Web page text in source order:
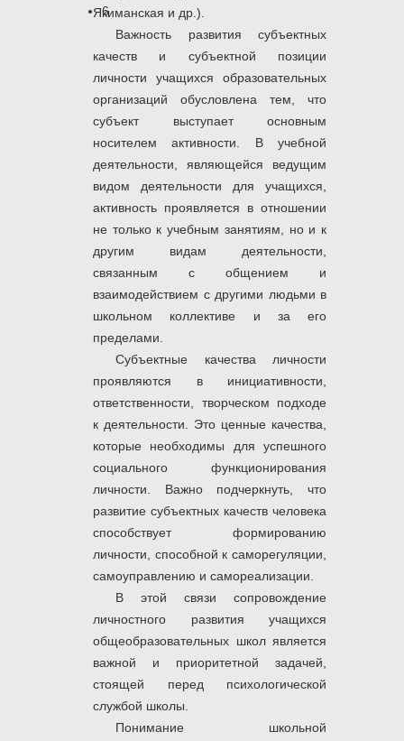
6
Якиманская и др.).
Важность развития субъектных
качеств и субъектной позиции
личности учащихся образовательных
организаций обусловлена тем, что
субъект выступает основным
носителем активности. В учебной
деятельности, являющейся ведущим
видом деятельности для учащихся,
активность проявляется в отношении
не только к учебным занятиям, но и к
другим видам деятельности,
связанным с общением и
взаимодействием с другими людьми в
школьном коллективе и за его
пределами.
Субъектные качества личности
проявляются в инициативности,
ответственности, творческом подходе
к деятельности. Это ценные качества,
которые необходимы для успешного
социального функционирования
личности. Важно подчеркнуть, что
развитие субъектных качеств человека
способствует формированию
личности, способной к саморегуляции,
самоуправлению и самореализации.
В этой связи сопровождение
личностного развития учащихся
общеобразовательных школ является
важной и приоритетной задачей,
стоящей перед психологической
службой школы.
Понимание школьной